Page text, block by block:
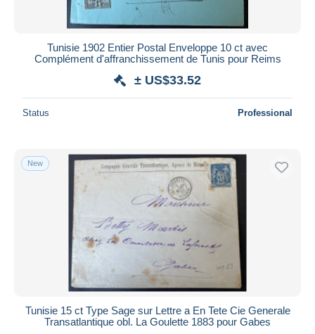
Tunisie 1902 Entier Postal Enveloppe 10 ct avec
Complément d'affranchissement de Tunis pour Reims
± US$33.52
Status Professional
New
Tunisie 15 ct Type Sage sur Lettre a En Tete Cie Generale
Transatlantique obl. La Goulette 1883 pour Gabes